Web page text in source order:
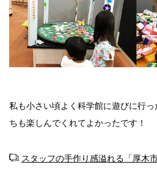
私も小さい頃よく科学館に遊びに行
ちも楽しんでくれてよかったです！
スタッフの手作り感溢れる「厚木